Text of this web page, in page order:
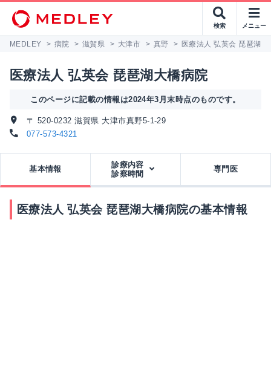
検索 メニュー
MEDLEY > 病院 > 滋賀県 > 大津市 > 真野 > 医療法人 弘英会 琵琶湖大
医療法人 弘英会 琵琶湖大橋病院
このページに記載の情報は2024年3月末時点のものです。
〒 520-0232 滋賀県 大津市真野5-1-29
077-573-4321
基本情報
診療内容
診察時間
専門医
医療法人 弘英会 琵琶湖大橋病院の基本情報